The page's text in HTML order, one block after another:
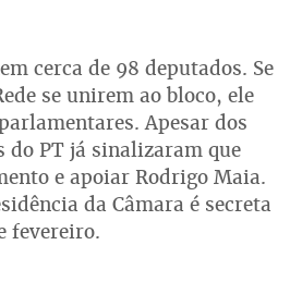
cerca de 98 deputados. Se
se unirem ao bloco, ele
Apesar dos
do PT já sinalizaram que
e apoiar Rodrigo Maia.
da Câmara é secreta
fevereiro.